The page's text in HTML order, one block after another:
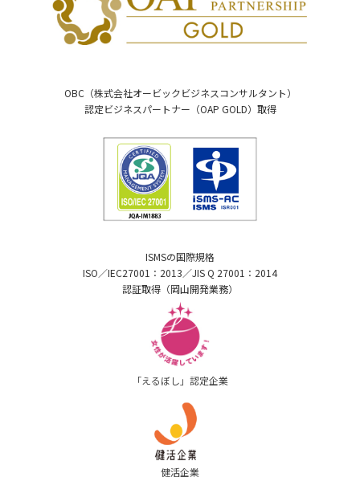
OBC（株式会社オービックビジネスコンサルタント）
認定ビジネスパートナー（OAP GOLD）取得
ISMSの国際規格
ISO／IEC27001：2013／JIS Q 27001：2014
認証取得（岡山開発業務）
「えるぼし」認定企業
健活企業